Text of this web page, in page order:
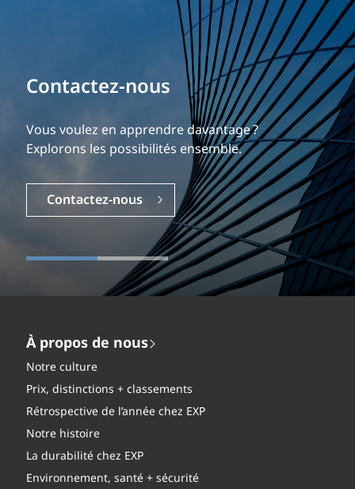
Contactez-nous
Vous voulez en apprendre davantage ?
Explorons les possibilités ensemble.
Contactez-nous
Bâtissez votre carrière
Notre expérience est ce qui nous différencie.
Explorez une carrière dynamique et gratifiante
chez EXP.
Carrières
À propos de nous
Notre culture
Prix, distinctions + classements
Rétrospective de l’année chez EXP
Notre histoire
La durabilité chez EXP
Environnement, santé + sécurité